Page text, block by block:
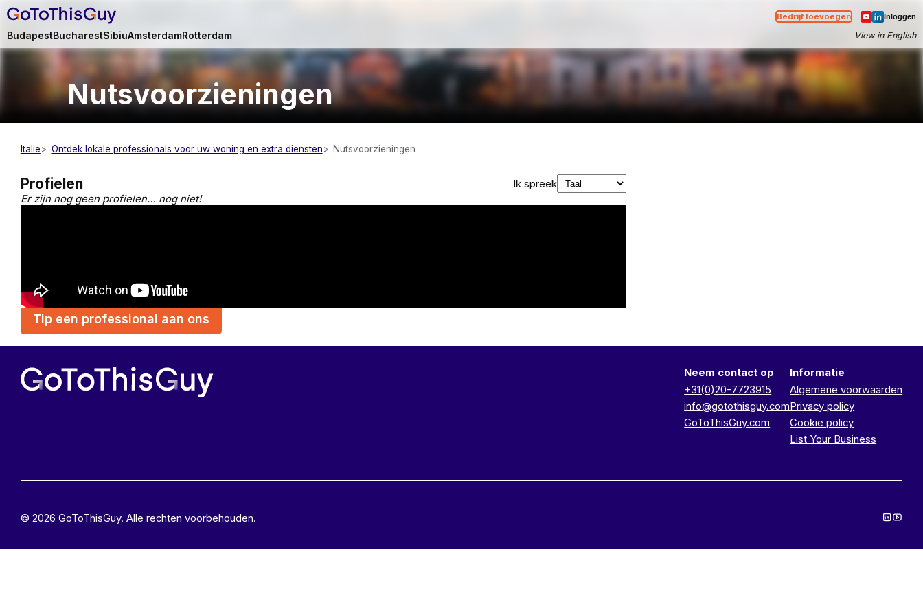
Bedrijf toevoegen Inloggen
BudapestBucharestSibiuAmsterdamRotterdam View in English
Nutsvoorzieningen
Italie Ontdek lokale professionals voor uw woning en extra diensten Nutsvoorzieningen
Profielen
Ik spreek
Er zijn nog geen profielen… nog niet!
Tip een professional aan ons
Neem contact op
+31(0)20-7723915
info@gotothisguy.com
GoToThisGuy.com
Informatie
Algemene voorwaarden
Privacy policy
Cookie policy
List Your Business
© 2026 GoToThisGuy. Alle rechten voorbehouden.